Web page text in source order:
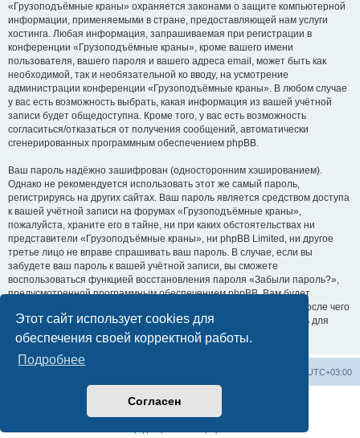
Этот сайт использует cookies для
обеспечения своей корректной работы.
Подробнее
Согласен
«Грузоподъёмные краны» охраняется законами о защите компьютерной
информации, применяемыми в стране, предоставляющей нам услуги
хостинга. Любая информация, запрашиваемая при регистрации в
конференции «Грузоподъёмные краны», кроме вашего имени
пользователя, вашего пароля и вашего адреса email, может быть как
необходимой, так и необязательной ко вводу, на усмотрение
администрации конференции «Грузоподъёмные краны». В любом случае
у вас есть возможность выбрать, какая информация из вашей учётной
записи будет общедоступна. Кроме того, у вас есть возможность
согласиться/отказаться от получения сообщений, автоматически
сгенерированных программным обеспечением phpBB.
Ваш пароль надёжно зашифрован (односторонним хэшированием).
Однако не рекомендуется использовать этот же самый пароль,
регистрируясь на других сайтах. Ваш пароль является средством доступа
к вашей учётной записи на форумах «Грузоподъёмные краны»,
пожалуйста, храните его в тайне, ни при каких обстоятельствах ни
представители «Грузоподъёмные краны», ни phpBB Limited, ни другое
третье лицо не вправе спрашивать ваш пароль. В случае, если вы
забудете ваш пароль к вашей учётной записи, вы сможете
воспользоваться функцией восстановления пароля «Забыли пароль?»,
предусмотренной программным обеспечением phpBB. Вам будет
необходимо ввести ваше имя пользователя и ваш адрес email, после чего
программное обеспечение phpBB сгенерирует вам новый пароль для
вашей учётной записи.
UTC+03:00
Создано на основеphpBB® Forum Software © phpBB Limited
Русская поддержка phpBB